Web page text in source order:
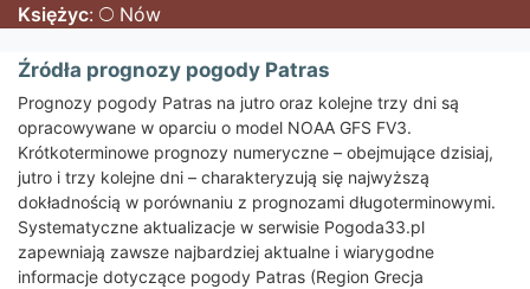
Księżyc: Nów
Źródła prognozy pogody Patras
Prognozy pogody Patras na jutro oraz kolejne trzy dni są
opracowywane w oparciu o model NOAA GFS FV3.
Krótkoterminowe prognozy numeryczne – obejmujące dzisiaj,
jutro i trzy kolejne dni – charakteryzują się najwyższą
dokładnością w porównaniu z prognozami długoterminowymi.
Systematyczne aktualizacje w serwisie Pogoda33.pl
zapewniają zawsze najbardziej aktualne i wiarygodne
informacje dotyczące pogody Patras (Region Grecja